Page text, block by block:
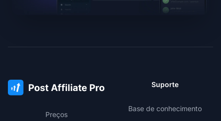
Preços
Suporte
Base de conhecimento